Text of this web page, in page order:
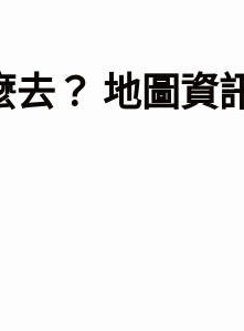
去？ 地圖資